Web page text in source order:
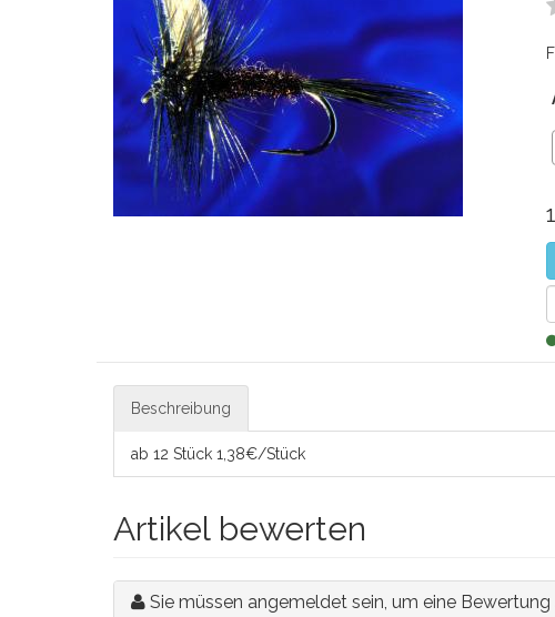
Beschreibung
ab 12 Stück 1,38€/Stück
Artikel bewerten
Sie müssen angemeldet sein, um eine